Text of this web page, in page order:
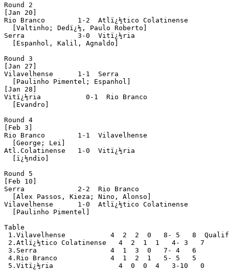
Round 2
[Jan 20]
Rio Branco        1-2  Atlï¿½tico Colatinense
  [Valtinho; Dedï¿½, Paulo Roberto]
Serra             3-0  Vitï¿½ria
  [Espanhol, Kalil, Agnaldo]
Round 3
[Jan 27]
Vilavelhense      1-1  Serra
  [Paulinho Pimentel; Espanhol]
[Jan 28]
Vitï¿½ria           0-1  Rio Branco
  [Evandro]
Round 4
[Feb 3]
Rio Branco        1-1  Vilavelhense
  [George; Lei]
Atl.Colatinense   1-0  Vitï¿½ria
  [ï¿½ndio]
Round 5
[Feb 10]
Serra             2-2  Rio Branco
  [Alex Passos, Kieza; Nino, Alonso]
Vilavelhense      1-0  Atlï¿½tico Colatinense
  [Paulinho Pimentel]
Table
1.Vilavelhense           4  2  2  0   8- 5   8
2.Atlï¿½tico Colatinense   4  2  1  1   4- 3   7
3.Serra                  4  1  3  0   7- 4   6
4.Rio Branco             4  1  2  1   5- 5   5
5.Vitï¿½ria                4  0  0  4   3-10   0